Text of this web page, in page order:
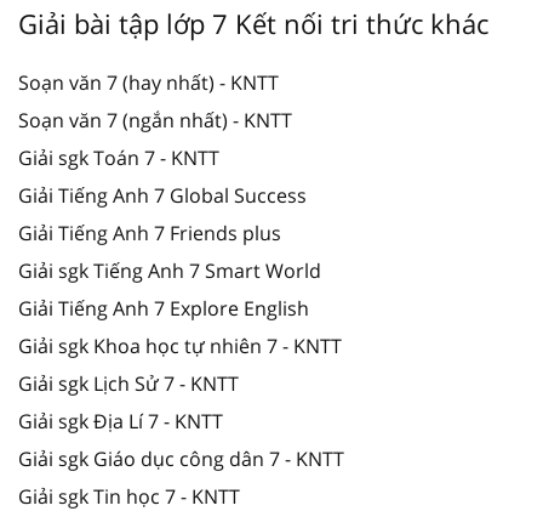
Giải bài tập lớp 7 Kết nối tri thức khác
Soạn văn 7 (hay nhất) - KNTT
Soạn văn 7 (ngắn nhất) - KNTT
Giải sgk Toán 7 - KNTT
Giải Tiếng Anh 7 Global Success
Giải Tiếng Anh 7 Friends plus
Giải sgk Tiếng Anh 7 Smart World
Giải Tiếng Anh 7 Explore English
Giải sgk Khoa học tự nhiên 7 - KNTT
Giải sgk Lịch Sử 7 - KNTT
Giải sgk Địa Lí 7 - KNTT
Giải sgk Giáo dục công dân 7 - KNTT
Giải sgk Tin học 7 - KNTT